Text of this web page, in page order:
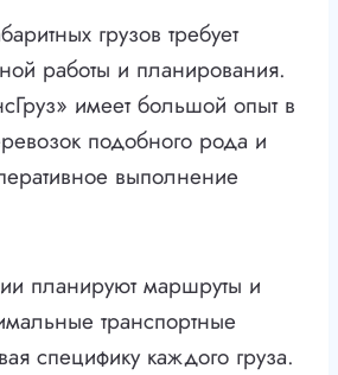
грузов требует
работы и планирования.
имеет большой опыт в
подобного рода и
выполнение
планируют маршруты и
транспортные
специфику каждого груза.